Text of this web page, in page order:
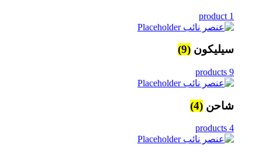
1 product
سيليكون (9)
9 products
شاحن (4)
4 products